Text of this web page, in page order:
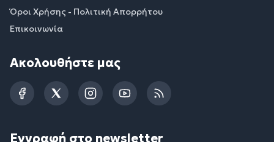
Όροι Χρήσης - Πολιτική Απορρήτου
Επικοινωνία
Ακολουθήστε μας
FacebookTwitterInstagramYouTubeRSS
Εγγραφή στο newsletter